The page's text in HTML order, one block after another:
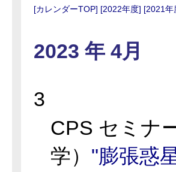
[カレンダーTOP] [2022年度] [2021年
2023 年 4月
3
CPS セミ
学） "膨張惑